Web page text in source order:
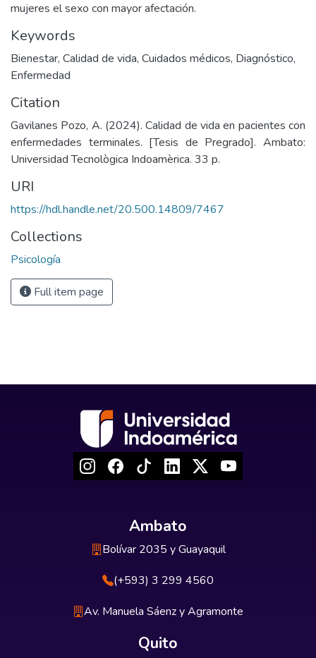
mujeres el sexo con mayor afectación.
Keywords
Bienestar, Calidad de vida, Cuidados médicos, Diagnóstico,
Enfermedad
Citation
Gavilanes Pozo, A. (2024). Calidad de vida en pacientes con
enfermedades terminales. [Tesis de Pregrado]. Ambato:
Universidad Tecnològica Indoamèrica. 33 p.
URI
https://hdl.handle.net/20.500.14809/7467
Collections
Psicología
Full item page
Ambato
Bolívar 2035 y Guayaquil
(+593) 3 299 4560
Av. Manuela Sáenz y Agramonte
Quito